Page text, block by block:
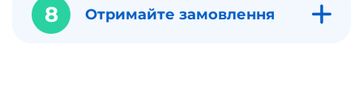
8 Отримайте замовлення